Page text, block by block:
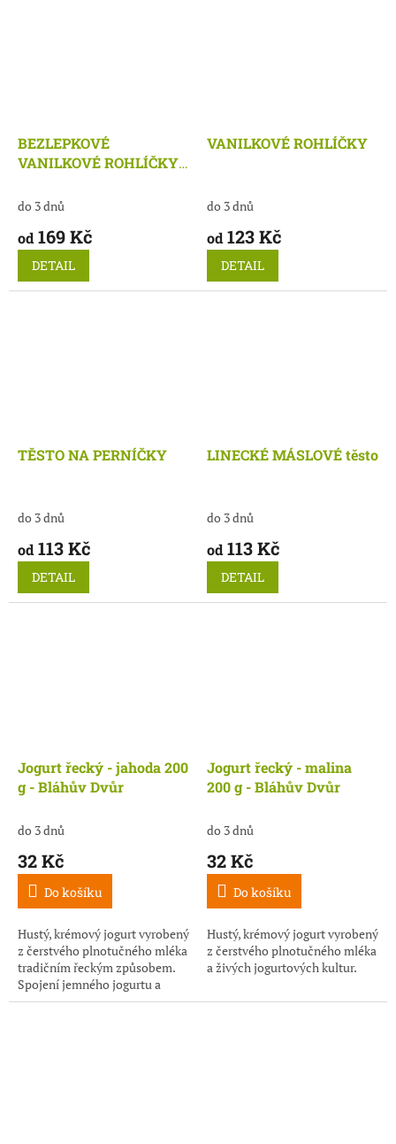
BEZLEPKOVÉ
VANILKOVÉ ROHLÍČKY
do 3 dnů
od 169 Kč
DETAIL
VANILKOVÉ ROHLÍČKY
do 3 dnů
od 123 Kč
DETAIL
TĚSTO NA PERNÍČKY
do 3 dnů
od 113 Kč
DETAIL
LINECKÉ MÁSLOVÉ těsto
do 3 dnů
od 113 Kč
DETAIL
Jogurt řecký - jahoda 200
g - Bláhův Dvůr
do 3 dnů
32 Kč
Do košíku
Hustý, krémový jogurt vyrobený
z čerstvého plnotučného mléka
tradičním řeckým způsobem.
Spojení jemného jogurtu a
jahodového pyré vytváří
Jogurt řecký - malina
200 g - Bláhův Dvůr
do 3 dnů
32 Kč
Do košíku
Hustý, krémový jogurt vyrobený
z čerstvého plnotučného mléka
a živých jogurtových kultur.